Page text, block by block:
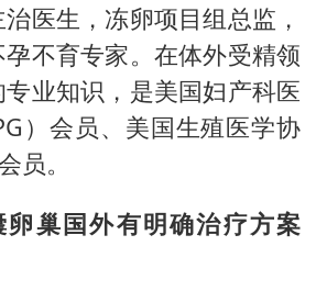
医生，冻卵项目组总监，
不育专家。在体外受精领
业知识，是美国妇产科医
）会员、美国生殖医学协
员。
卵巢国外有明确治疗方案